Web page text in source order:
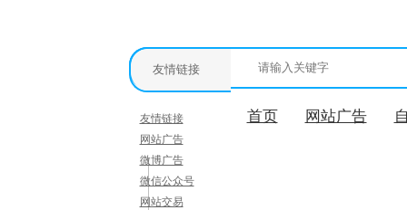
友情链接
友情链接
网站广告
微博广告
微信公众号
网站交易
首页 网站广告
消息盒